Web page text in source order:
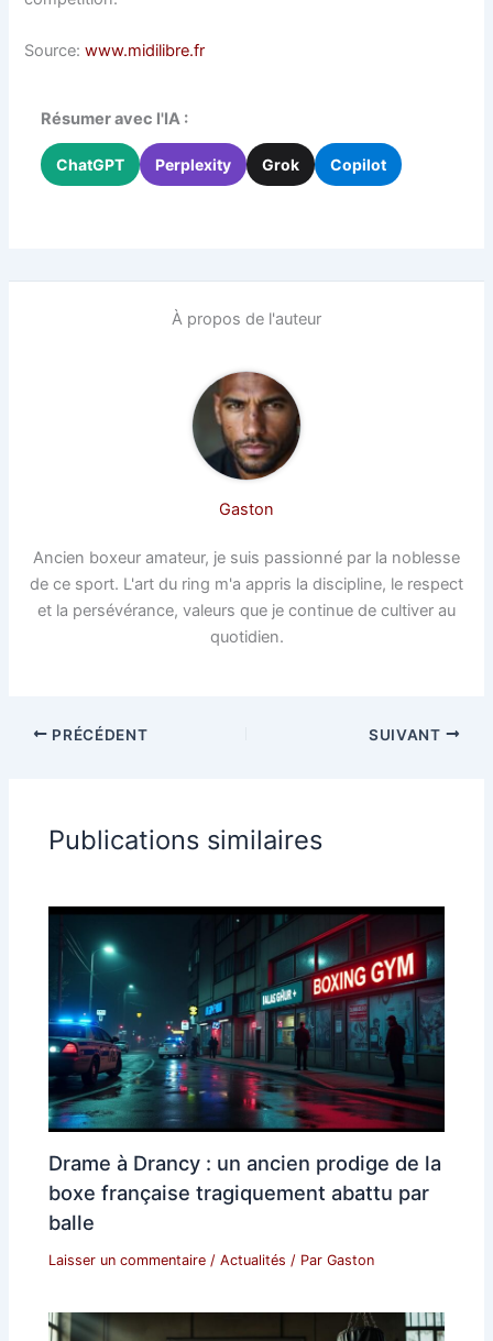
Source:www.midilibre.fr
Résumer avec l'IA :
ChatGPT Perplexity Grok Copilot
À propos de l'auteur
Gaston
Ancien boxeur amateur, je suis passionné par la noblesse
de ce sport. L'art du ring m'a appris la discipline, le respect
et la persévérance, valeurs que je continue de cultiver au
quotidien.
PRÉCÉDENT SUIVANT
Publications similaires
Drame à Drancy : un ancien prodige de la
boxe française tragiquement abattu par
balle
Laisser un commentaire /Actualités / ParGaston